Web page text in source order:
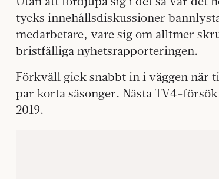
tycks innehållsdiskussioner
medarbetare, vare sig om alltmer
bristfälliga nyhetsrapporteringen.
Förkväll gick snabbt in i väggen när
par korta säsonger. Nästa TV4-
2019.